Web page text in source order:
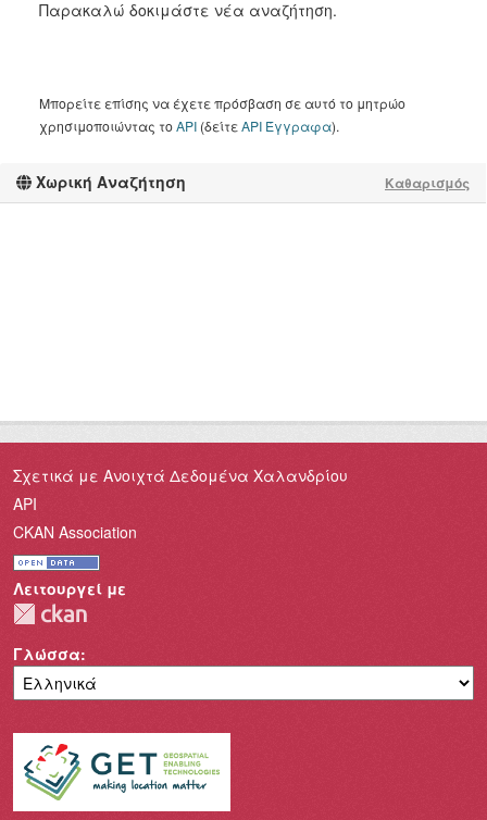
Χωρική Αναζήτηση Καθαρισμός
Παρακαλώ δοκιμάστε νέα αναζήτηση.
Μπορείτε επίσης να έχετε πρόσβαση σε αυτό το μητρώο
χρησιμοποιώντας τοAPI (δείτεAPI Έγγραφα).
Σχετικά με Ανοιχτά Δεδομένα Χαλανδρίου
API
CKAN Association
Λειτουργεί με
Γλώσσα